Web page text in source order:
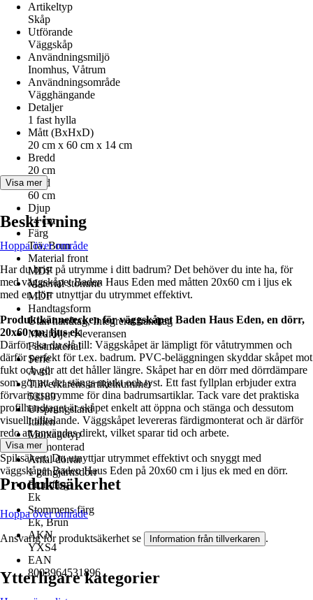
Artikeltyp
Skåp
Utförande
Väggskåp
Användningsmiljö
Inomhus, Våtrum
Användningsområde
Vägghängande
Detaljer
1 fast hylla
Mått (BxHxD)
20 cm x 60 cm x 14 cm
Bredd
20 cm
Höjd
60 cm
Djup
14 cm
Färg
Trä, Brun
Material front
MDF
Material stomme
MDF
Handtagsform
Utan handtag, Integrerat handtag
Medföljer i leveransen
Fästmaterial
Serie
Avril
Tillverkarens artikelnummer
53189
Ursprungsland
Italien
Montagetyp
Förmonterad
Antal dörrar
1 gångjärnsdörr
Frontfärg
Ek
Stommens färg
Ek, Brun
AKN
YXS4
EAN
8003964531896
Visa mer
Beskrivning
Hoppa över område
Har du brist på utrymme i ditt badrum? Det behöver du inte ha, för
med väggskåpet Baden Haus Eden med måtten 20x60 cm i ljus ek
med en dörr utnyttjar du utrymmet effektivt.
Produktkännetecken för väggskåpet Baden Haus Eden, en dörr,
20x60 cm, ljus ek
Därför ska du slå till: Väggskåpet är lämpligt för våtutrymmen och
därför perfekt för t.ex. badrum. PVC-beläggningen skyddar skåpet mot
fukt och gör att det håller längre. Skåpet har en dörr med dörrdämpare
som gör att det stängs mjukt och tyst. Ett fast fyllplan erbjuder extra
förvaringsutrymme för dina badrumsartiklar. Tack vare det praktiska
profilhandtaget är skåpet enkelt att öppna och stänga och dessutom
visuellt tilltalande. Väggskåpet levereras färdigmonterat och är därför
redo att användas direkt, vilket sparar tid och arbete.
Spiksäkert: Du utnyttjar utrymmet effektivt och snyggt med
väggskåpet Baden Haus Eden på 20x60 cm i ljus ek med en dörr.
Visa mer
Produktsäkerhet
Hoppa över område
Ansvarig för produktsäkerhet se Information från tillverkaren .
Ytterligare kategorier